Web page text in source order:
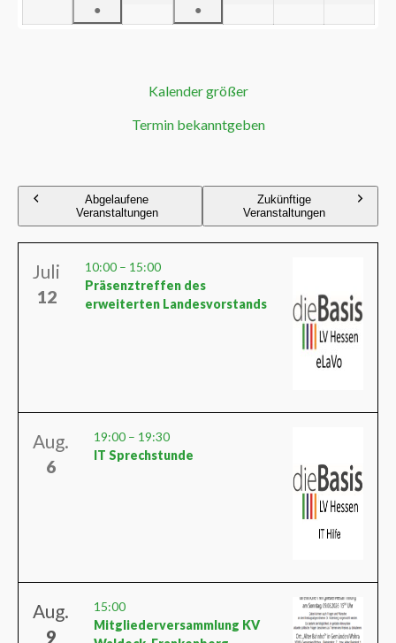
●
●
Kalender größer
Termin bekanntgeben
Abgelaufene
Veranstaltungen
Zukünftige
Veranstaltungen
Juli
12
10:00 – 15:00
Präsenztreffen des
erweiterten Landesvorstands
Aug.
6
19:00 – 19:30
IT Sprechstunde
Aug.
9
15:00
Mitgliederversammlung KV